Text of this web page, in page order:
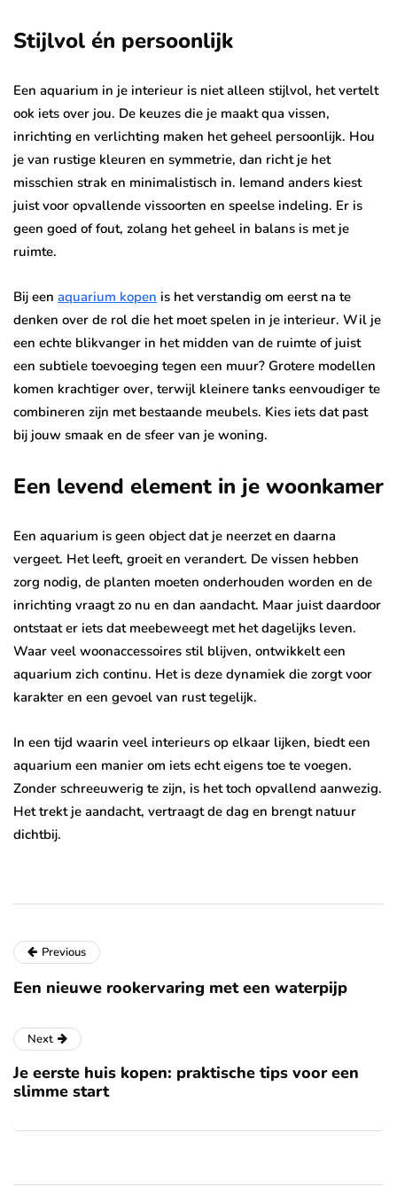
Stijlvol én persoonlijk
Een aquarium in je interieur is niet alleen stijlvol, het vertelt
ook iets over jou. De keuzes die je maakt qua vissen,
inrichting en verlichting maken het geheel persoonlijk. Hou
je van rustige kleuren en symmetrie, dan richt je het
misschien strak en minimalistisch in. Iemand anders kiest
juist voor opvallende vissoorten en speelse indeling. Er is
geen goed of fout, zolang het geheel in balans is met je
ruimte.
Bij een aquarium kopen is het verstandig om eerst na te
denken over de rol die het moet spelen in je interieur. Wil je
een echte blikvanger in het midden van de ruimte of juist
een subtiele toevoeging tegen een muur? Grotere modellen
komen krachtiger over, terwijl kleinere tanks eenvoudiger te
combineren zijn met bestaande meubels. Kies iets dat past
bij jouw smaak en de sfeer van je woning.
Een levend element in je woonkamer
Een aquarium is geen object dat je neerzet en daarna
vergeet. Het leeft, groeit en verandert. De vissen hebben
zorg nodig, de planten moeten onderhouden worden en de
inrichting vraagt zo nu en dan aandacht. Maar juist daardoor
ontstaat er iets dat meebeweegt met het dagelijks leven.
Waar veel woonaccessoires stil blijven, ontwikkelt een
aquarium zich continu. Het is deze dynamiek die zorgt voor
karakter en een gevoel van rust tegelijk.
In een tijd waarin veel interieurs op elkaar lijken, biedt een
aquarium een manier om iets echt eigens toe te voegen.
Zonder schreeuwerig te zijn, is het toch opvallend aanwezig.
Het trekt je aandacht, vertraagt de dag en brengt natuur
dichtbij.
Previous
Een nieuwe rookervaring met een waterpijp
Next
Je eerste huis kopen: praktische tips voor een
slimme start